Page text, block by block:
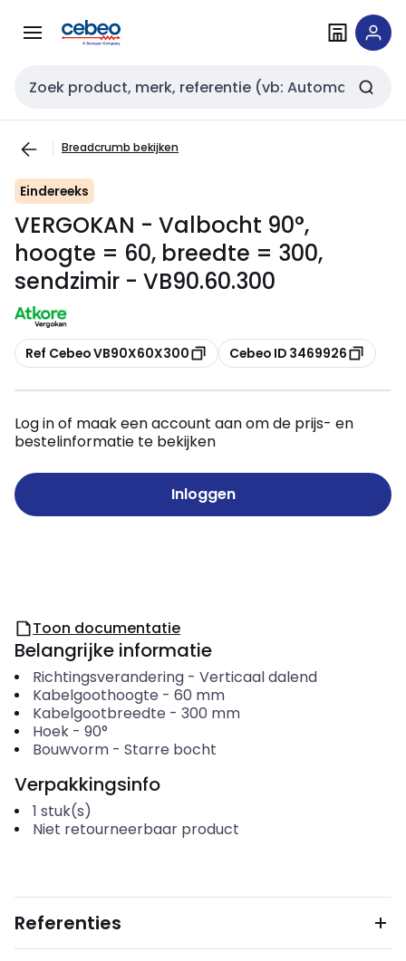
naar
naar
Zoekveld invoer
Breadcrumb bekijken
Eindereeks
VERGOKAN - Valbocht 90°,
hoogte = 60, breedte = 300,
sendzimir - VB90.60.300
Kopiëren
Ref Cebeo VB90X60X300 Kopiëren
Cebeo ID 3469926
Log in of maak een account aan om de prijs- en
bestelinformatie te bekijken
Inloggen
Toon documentatie
Belangrijke informatie
Richtingsverandering- Verticaal dalend
Kabelgoothoogte - 60 mm
Kabelgootbreedte - 300 mm
Hoek- 90°
Bouwvorm- Starre bocht
Verpakkingsinfo
1 stuk(s)
Niet retourneerbaar product
Referenties